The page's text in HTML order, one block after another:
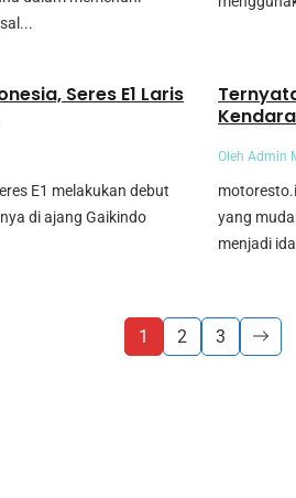
Seres E1 Laris
E1 melakukan debut
di ajang Gaikindo
Oleh Admin
yang
menjadi
1 2 3